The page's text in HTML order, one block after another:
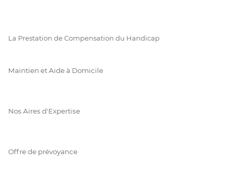
La Prestation de Compensation du Handicap
Maintien et Aide à Domicile
Nos Aires d'Expertise
Offre de prévoyance